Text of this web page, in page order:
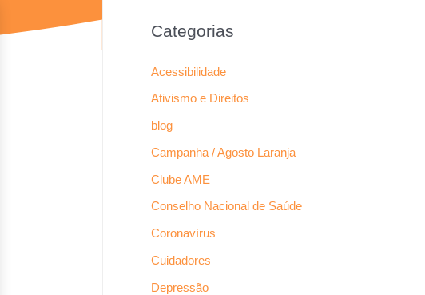
Categorias
Acessibilidade
Ativismo e Direitos
blog
Campanha / Agosto Laranja
Clube AME
Conselho Nacional de Saúde
Coronavírus
Cuidadores
Depressão